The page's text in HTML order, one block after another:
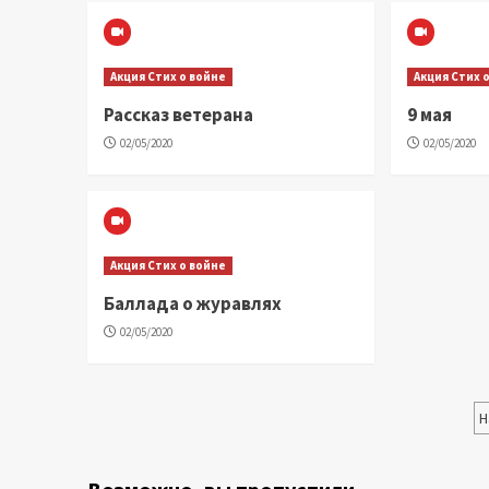
Акция Стих о войне
Рассказ ветерана
02/05/2020
Акция Стих
9 мая
02/05/2020
Акция Стих о войне
Баллада о журавлях
02/05/2020